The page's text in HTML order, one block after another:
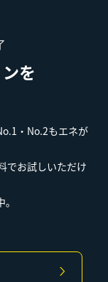
を
・No.2もエネが
でお試しいただけ